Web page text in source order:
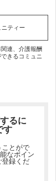
ティー
連、介護報酬
きるコミュニ
るに
す
ことがで
なポイン
登録くだ